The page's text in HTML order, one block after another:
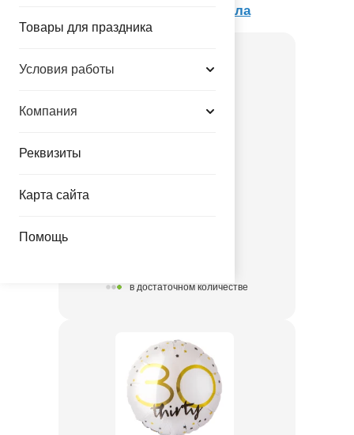
Товары для праздника
Условия работы
Компания
Реквизиты
Карта сайта
Помощь
Цифры и числа
в достаточном количестве